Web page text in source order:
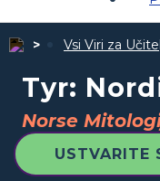
Vsi Viri za
Tyr:
Norse
USTVARITE